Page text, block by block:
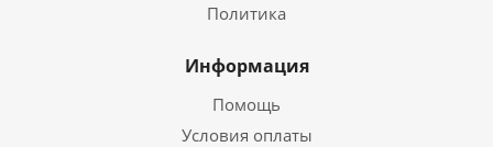
Политика
Информация
Помощь
Условия оплаты